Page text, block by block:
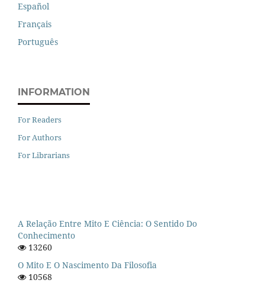
Español
Français
Português
INFORMATION
For Readers
For Authors
For Librarians
A Relação Entre Mito E Ciência: O Sentido Do
Conhecimento
13260
O Mito E O Nascimento Da Filosofia
10568